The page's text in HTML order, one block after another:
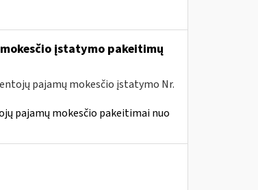
įstatymo pakeitimų
pajamų mokesčio įstatymo Nr.
pajamų mokesčio pakeitimai nuo